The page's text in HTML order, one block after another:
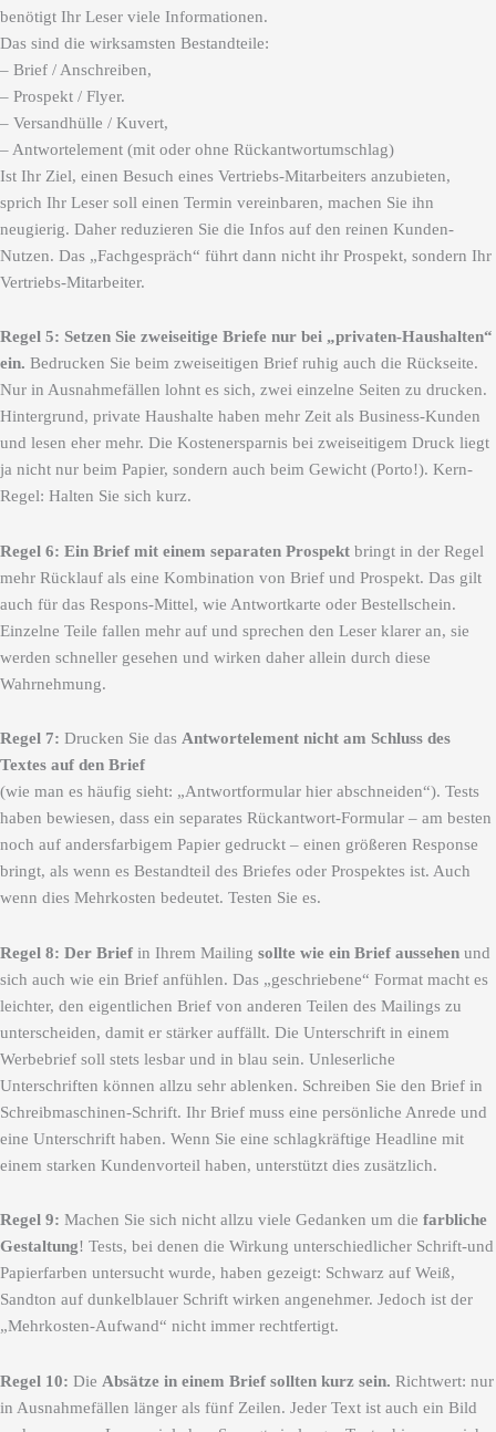
benötigt Ihr Leser viele Informationen.
Das sind die wirksamsten Bestandteile:
– Brief / Anschreiben,
– Prospekt / Flyer.
– Versandhülle / Kuvert,
– Antwortelement (mit oder ohne Rückantwortumschlag)
Ist Ihr Ziel, einen Besuch eines Vertriebs-Mitarbeiters anzubieten,
sprich Ihr Leser soll einen Termin vereinbaren, machen Sie ihn
neugierig. Daher reduzieren Sie die Infos auf den reinen Kunden-
Nutzen. Das „Fachgespräch“ führt dann nicht ihr Prospekt, sondern Ihr
Vertriebs-Mitarbeiter.
Regel 5: Setzen Sie zweiseitige Briefe nur bei „privaten-Haushalten“
ein. Bedrucken Sie beim zweiseitigen Brief ruhig auch die Rückseite.
Nur in Ausnahmefällen lohnt es sich, zwei einzelne Seiten zu drucken.
Hintergrund, private Haushalte haben mehr Zeit als Business-Kunden
und lesen eher mehr. Die Kostenersparnis bei zweiseitigem Druck liegt
ja nicht nur beim Papier, sondern auch beim Gewicht (Porto!). Kern-
Regel: Halten Sie sich kurz.
Regel 6: Ein Brief mit einem separaten Prospekt bringt in der Regel
mehr Rücklauf als eine Kombination von Brief und Prospekt. Das gilt
auch für das Respons-Mittel, wie Antwortkarte oder Bestellschein.
Einzelne Teile fallen mehr auf und sprechen den Leser klarer an, sie
werden schneller gesehen und wirken daher allein durch diese
Wahrnehmung.
Regel 7: Drucken Sie das Antwortelement nicht am Schluss des
Textes auf den Brief
(wie man es häufig sieht: „Antwortformular hier abschneiden“). Tests
haben bewiesen, dass ein separates Rückantwort-Formular – am besten
noch auf andersfarbigem Papier gedruckt – einen größeren Response
bringt, als wenn es Bestandteil des Briefes oder Prospektes ist. Auch
wenn dies Mehrkosten bedeutet. Testen Sie es.
Regel 8: Der Brief in Ihrem Mailing sollte wie ein Brief aussehen und
sich auch wie ein Brief anfühlen. Das „geschriebene“ Format macht es
leichter, den eigentlichen Brief von anderen Teilen des Mailings zu
unterscheiden, damit er stärker auffällt. Die Unterschrift in einem
Werbebrief soll stets lesbar und in blau sein. Unleserliche
Unterschriften können allzu sehr ablenken. Schreiben Sie den Brief in
Schreibmaschinen-Schrift. Ihr Brief muss eine persönliche Anrede und
eine Unterschrift haben. Wenn Sie eine schlagkräftige Headline mit
einem starken Kundenvorteil haben, unterstützt dies zusätzlich.
Regel 9: Machen Sie sich nicht allzu viele Gedanken um die farbliche
Gestaltung! Tests, bei denen die Wirkung unterschiedlicher Schrift-und
Papierfarben untersucht wurde, haben gezeigt: Schwarz auf Weiß,
Sandton auf dunkelblauer Schrift wirken angenehmer. Jedoch ist der
„Mehrkosten-Aufwand“ nicht immer rechtfertigt.
Regel 10: Die Absätze in einem Brief sollten kurz sein. Richtwert: nur
in Ausnahmefällen länger als fünf Zeilen. Jeder Text ist auch ein Bild